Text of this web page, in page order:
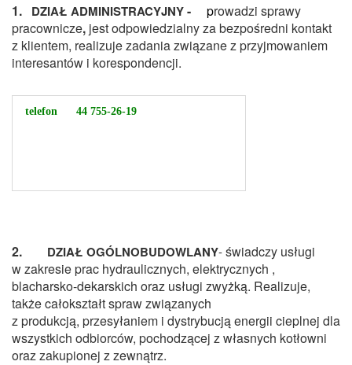
1. DZIAŁ ADMINISTRACYJNY- prowadzi sprawy
pracownicze, jest odpowiedzialny za bezpośredni kontakt
z klientem, realizuje zadania związane z przyjmowaniem
interesantów i korespondencji.
telefon 44 755-26-19
2. DZIAŁ OGÓLNOBUDOWLANY-świadczy usługi
w zakresie prac hydraulicznych, elektrycznych ,
blacharsko-dekarskich oraz usługi zwyżką. Realizuje,
także całokształt spraw związanych
z produkcją, przesyłaniem i dystrybucją energii cieplnej dla
wszystkich odbiorców, pochodzącej z własnych kotłowni
oraz zakupionej z zewnątrz.